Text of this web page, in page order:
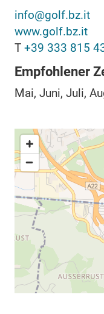
info@golf.bz.it
www.golf.bz.it
T +39 333 815
Empfohlener
Mai, Juni, Juli,